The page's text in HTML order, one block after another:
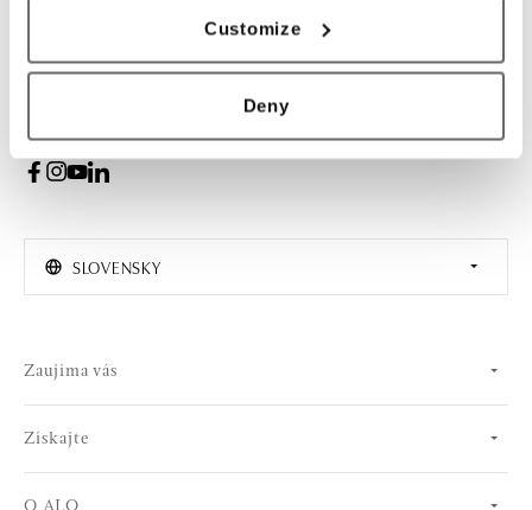
Customize
Deny
Súhlasím s odberom newslettera
SLOVENSKY
Zaujíma vás
Získajte
O ALO